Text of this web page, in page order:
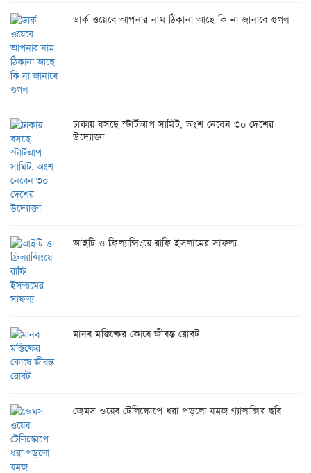
ডার্ক ওয়েবে আপনার নাম ঠিকানা আছে কি না জানাবে গুগল
ঢাকায় বসছে স্টার্টআপ সামিট, অংশ নেবেন ৩০ দেশের
উদ্যোক্তা
আইটি ও ফ্রিল্যান্সিংয়ে রাফি ইসলামের সাফল্য
মানব মস্তিষ্কের কোষে জীবন্ত রোবট
জেমস ওয়েব টেলিস্কোপে ধরা পড়লো যমজ গ্যালাক্সির ছবি